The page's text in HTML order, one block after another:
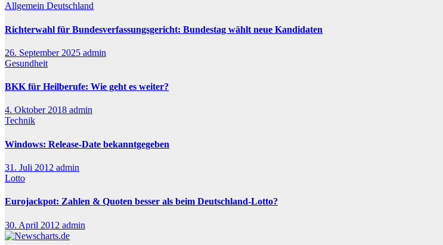
Allgemein Deutschland
Richterwahl für Bundesverfassungsgericht: Bundestag wählt neue Kandidaten
26. September 2025 admin
Gesundheit
BKK für Heilberufe: Wie geht es weiter?
4. Oktober 2018 admin
Technik
Windows: Release-Date bekanntgegeben
31. Juli 2012 admin
Lotto
Eurojackpot: Zahlen & Quoten besser als beim Deutschland-Lotto?
30. April 2012 admin